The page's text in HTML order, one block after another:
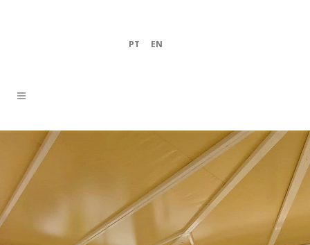
PT EN